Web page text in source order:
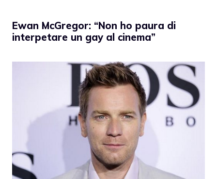
Ewan McGregor: “Non ho paura di
interpetare un gay al cinema”